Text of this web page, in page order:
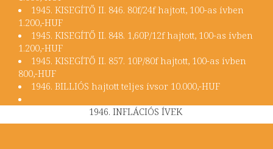
1945. KISEGÍTŐ II. 846. 80f/24f hajtott, 100-as ívben
1.200,-HUF
1945. KISEGÍTŐ II. 848. 1,60P/12f hajtott, 100-as ívben
1.200,-HUF
1945. KISEGÍTŐ II. 857. 10P/80f hajtott, 100-as ívben
800,-HUF
1946. BILLIÓS hajtott teljes ívsor 10.000,-HUF
1946. INFLÁCIÓS ÍVEK